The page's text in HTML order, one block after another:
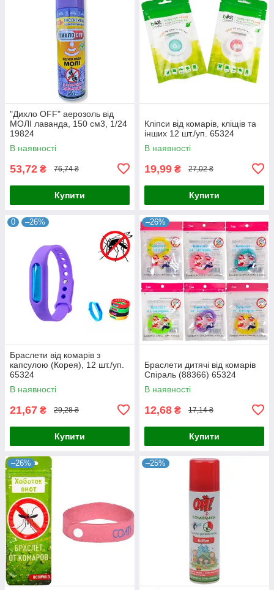
"Дихло OFF" аерозоль від
МОЛІ лаванда, 150 см3, 1/24
19824
В наявності
53,72 ₴ 76,74 ₴
Купити
Кліпси від комарів, кліщів та
інших 12 шт./уп. 65324
В наявності
19,99 ₴ 27,02 ₴
Купити
0 –26%
Браслети від комарів з
капсулою (Корея), 12 шт./уп.
65324
В наявності
21,67 ₴ 29,28 ₴
Купити
–26%
Браслети дитячі від комарів
Спіраль (88366) 65324
В наявності
12,68 ₴ 17,14 ₴
Купити
–26% –25%